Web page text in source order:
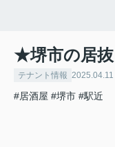
★堺市の居
テナント情報 2025.04.11
#居酒屋 #堺市 #駅近